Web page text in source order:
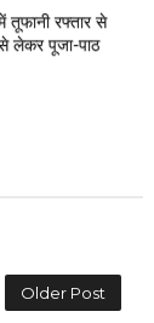
तूफानी रफ्तार से
लेकर पूजा-पाठ
Older Post